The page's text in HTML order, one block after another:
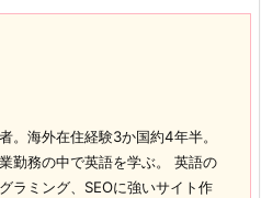
海外在住経験3か国約4年半。
勤務の中で英語を学ぶ。 英語の
ラミング、SEOに強いサイト作